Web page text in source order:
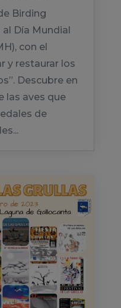
Birding
Día Mundial
con el
y restaurar los
Descubre en
las aves que
de